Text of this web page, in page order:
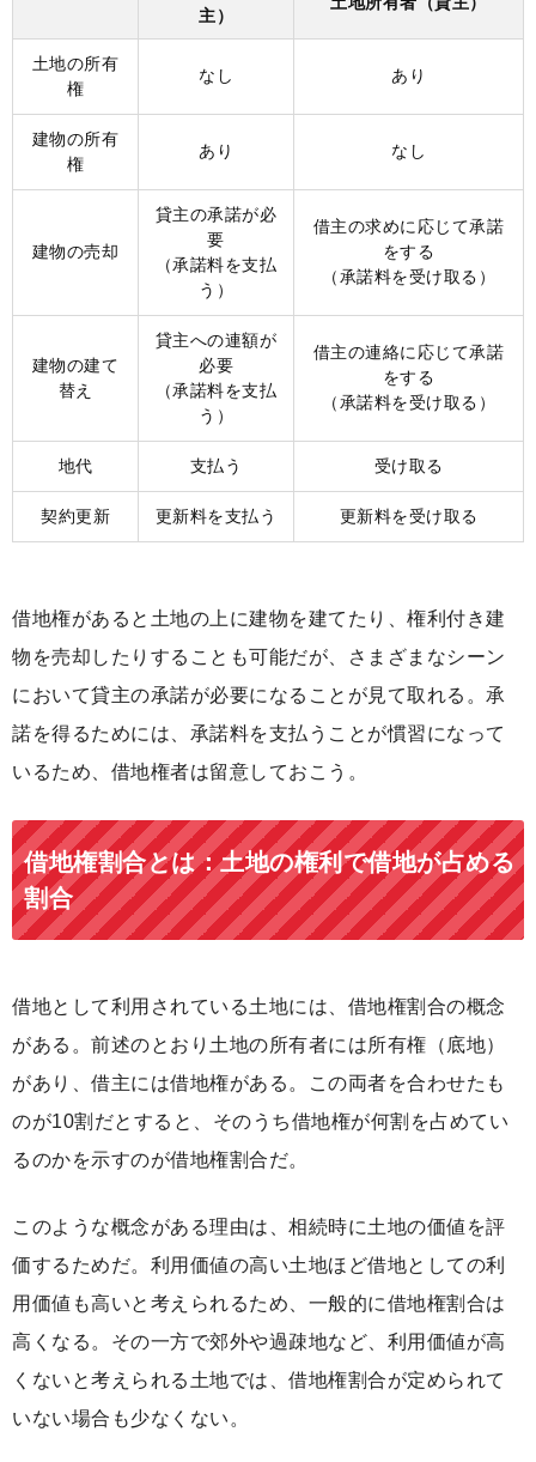
主）
土地の所有
権
なし あり
建物の所有
権
あり なし
建物の売却
貸主の承諾が必
要
（承諾料を支払
う）
借主の求めに応じて承諾
をする
（承諾料を受け取る）
建物の建て
替え
貸主への連額が
必要
（承諾料を支払
う）
借主の連絡に応じて承諾
をする
（承諾料を受け取る）
地代 支払う 受け取る
契約更新 更新料を支払う 更新料を受け取る
借地権があると土地の上に建物を建てたり、権利付き建
物を売却したりすることも可能だが、さまざまなシーン
において貸主の承諾が必要になることが見て取れる。 承
諾を得るためには、承諾料を支払うことが慣習になって
いるため、借地権者は留意しておこう。
借地権割合とは：土地の権利で借地が占める
割合
借地として利用されている土地には、借地権割合の概念
がある。前述のとおり土地の所有者には所有権（底地）
があり、借主には借地権がある。この両者を合わせたも
のが10割だとすると、そのうち借地権が何割を占めてい
るのかを示すのが借地権割合だ。
このような概念がある理由は、相続時に土地の価値を評
価するためだ。 利用価値の高い土地ほど借地としての利
用価値も高いと考えられるため、一般的に借地権割合は
高くなる。その一方で郊外や過疎地など、利用価値が高
くないと考えられる土地では、借地権割合が定められて
いない場合も少なくない。